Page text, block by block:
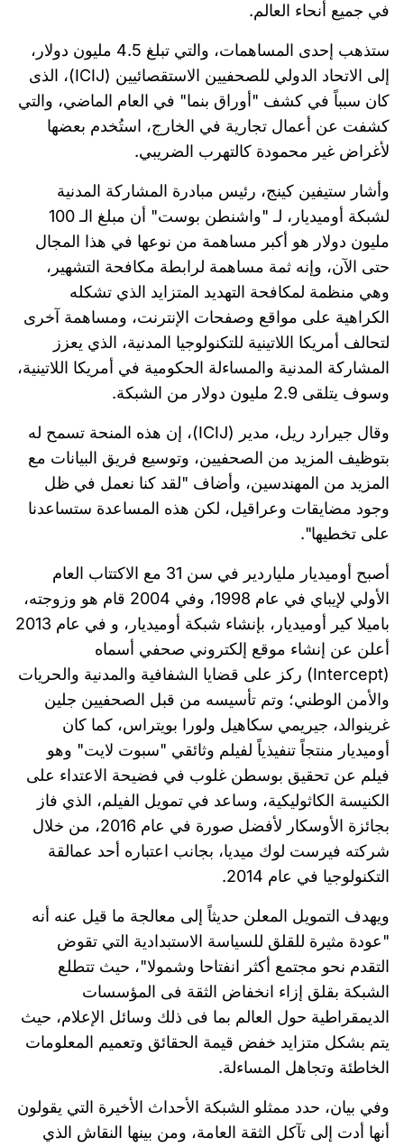
في جميع أنحاء العالم.
ستذهب إحدى المساهمات، والتي تبلغ 4.5 مليون دولار،
إلى الاتحاد الدولي للصحفيين الاستقصائيين (ICIJ)، الذى
كان سبباً في كشف "أوراق بنما" في العام الماضي، والتي
كشفت عن أعمال تجارية في الخارج، استُخدم بعضها
لأغراض غير محمودة كالتهرب الضريبي.
وأشار ستيفين كينج، رئيس مبادرة المشاركة المدنية
لشبكة أوميديار، لـ "واشنطن بوست" أن مبلغ الـ 100
مليون دولار هو أكبر مساهمة من نوعها في هذا المجال
حتى الآن، وإنه ثمة مساهمة لرابطة مكافحة التشهير،
وهي منظمة لمكافحة التهديد المتزايد الذي تشكله
الكراهية على مواقع وصفحات الإنترنت، ومساهمة آخرى
لتحالف أمريكا اللاتينية للتكنولوجيا المدنية، الذي يعزز
المشاركة المدنية والمساءلة الحكومية في أمريكا اللاتينية،
وسوف يتلقى 2.9 مليون دولار من الشبكة.
وقال جيرارد ريل، مدير (ICIJ)، إن هذه المنحة تسمح له
بتوظيف المزيد من الصحفيين، وتوسيع فريق البيانات مع
المزيد من المهندسين، وأضاف "لقد كنا نعمل في ظل
وجود مضايقات وعراقيل، لكن هذه المساعدة ستساعدنا
على تخطيها".
أصبح أوميديار ملياردير في سن 31 مع الاكتتاب العام
الأولي لإيباي في عام 1998، وفي 2004 قام هو وزوجته،
باميلا كير أوميديار، بإنشاء شبكة أوميديار، و في عام 2013
أعلن عن إنشاء موقع إلكتروني صحفي أسماه
(Intercept) ركز على قضايا الشفافية والمدنية والحريات
والأمن الوطني؛ وتم تأسيسه من قبل الصحفيين جلين
غرينوالد، جيريمي سكاهيل ولورا بويتراس، كما كان
أوميديار منتجاً تنفيذياً لفيلم وثائقي "سبوت لايت" وهو
فيلم عن تحقيق بوسطن غلوب في فضيحة الاعتداء على
الكنيسة الكاثوليكية، وساعد في تمويل الفيلم، الذي فاز
بجائزة الأوسكار لأفضل صورة في عام 2016، من خلال
شركته فيرست لوك ميديا، بجانب اعتباره أحد عمالقة
التكنولوجيا في عام 2014.
ويهدف التمويل المعلن حديثاً إلى معالجة ما قيل عنه أنه
"عودة مثيرة للقلق للسياسة الاستبدادية التي تقوض
التقدم نحو مجتمع أكثر انفتاحا وشمولا"، حيث تتطلع
الشبكة بقلق إزاء انخفاض الثقة فى المؤسسات
الديمقراطية حول العالم بما فى ذلك وسائل الإعلام، حيث
يتم بشكل متزايد خفض قيمة الحقائق وتعميم المعلومات
الخاطئة وتجاهل المساءلة.
وفي بيان، حدد ممثلو الشبكة الأحداث الأخيرة التي يقولون
أنها أدت إلى تآكل الثقة العامة، ومن بينها النقاش الذي